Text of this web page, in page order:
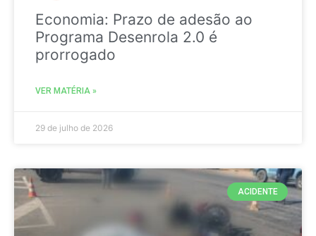
Economia: Prazo de adesão ao
Programa Desenrola 2.0 é
prorrogado
VER MATÉRIA »
29 de julho de 2026
ACIDENTE